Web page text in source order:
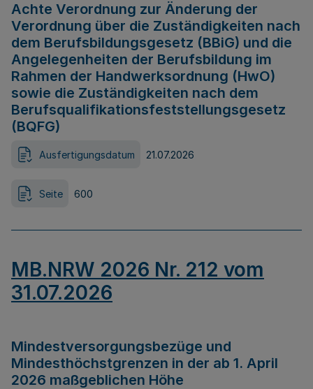
Achte Verordnung zur Änderung der
Verordnung über die Zuständigkeiten nach
dem Berufsbildungsgesetz (BBiG) und die
Angelegenheiten der Berufsbildung im
Rahmen der Handwerksordnung (HwO)
sowie die Zuständigkeiten nach dem
Berufsqualifikationsfeststellungsgesetz
(BQFG)
Ausfertigungsdatum 21.07.2026
Seite 600
MB.NRW 2026 Nr. 212 vom
31.07.2026
Mindestversorgungsbezüge und
Mindesthöchstgrenzen in der ab 1. April
2026 maßgeblichen Höhe